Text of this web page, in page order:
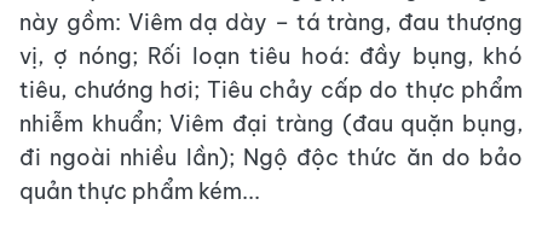
này gồm: Viêm dạ dày – tá tràng, đau thượng
vị, ợ nóng; Rối loạn tiêu hoá: đầy bụng, khó
tiêu, chướng hơi; Tiêu chảy cấp do thực phẩm
nhiễm khuẩn; Viêm đại tràng (đau quặn bụng,
đi ngoài nhiều lần); Ngộ độc thức ăn do bảo
quản thực phẩm kém...